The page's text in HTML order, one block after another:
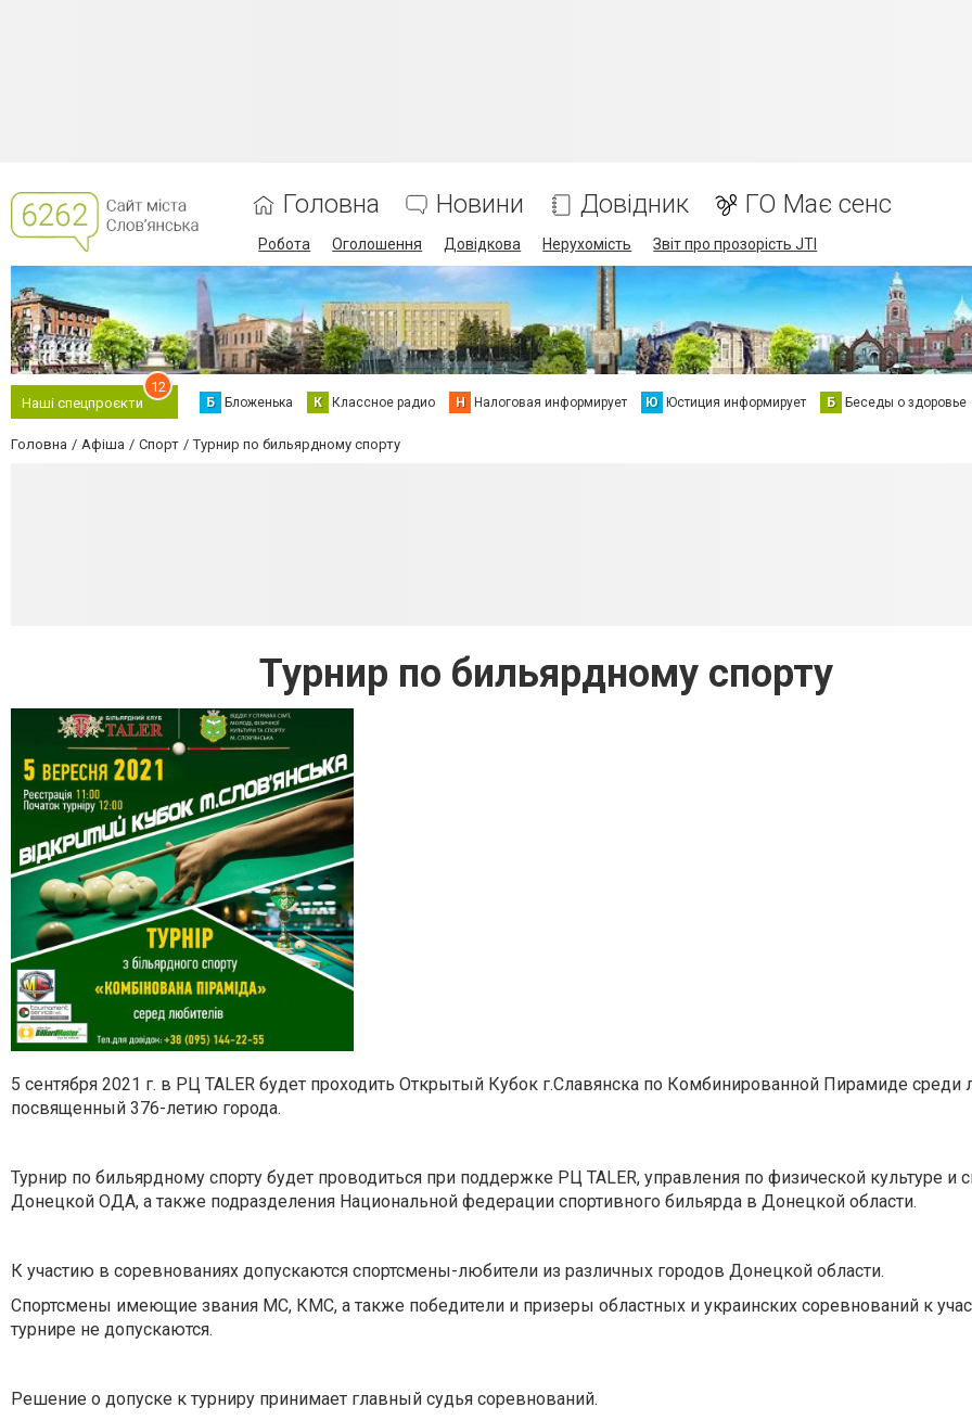
Головна Новини Довідник ГО Має сенс
Робота Оголошення Довідкова Нерухомість Звіт про прозорість JTI
Наші спецпроєкти
12
Б Бложенька К Классное радио Н Налоговая информирует Ю Юстиция информирует Б Беседы о здоровье
Головна Афіша Спорт Турнир по бильярдному спорту
Турнир по бильярдному спорту
5 сентября 2021 г. в РЦ TALER будет проходить Открытый Кубок г.Славянска по Комбинированной Пирамиде среди
посвященный 376-летию города.
Турнир по бильярдному спорту будет проводиться при поддержке РЦ TALER, управления по физической культуре и
Донецкой ОДА, а также подразделения Национальной федерации спортивного бильярда в Донецкой области.
К участию в соревнованиях допускаются спортсмены-любители из различных городов Донецкой области.
Спортсмены имеющие звания МС, КМС, а также победители и призеры областных и украинских соревнований к
турнире не допускаются.
Решение о допуске к турниру принимает главный судья соревнований.